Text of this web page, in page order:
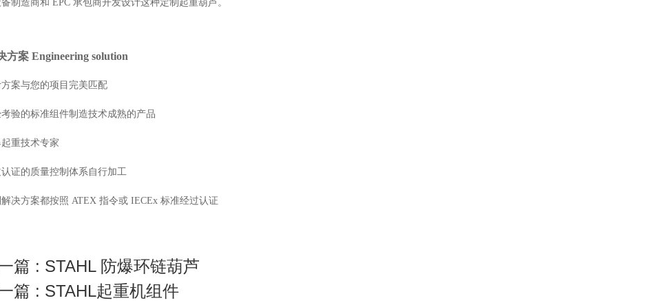
制造商和 EPC 承包商开发设计这种定制起重葫芦。
方案 Engineering solution
案与您的项目完美匹配
验的标准组件制造技术成熟的产品
起重技术专家
证的质量控制体系自行加工
决方案都按照 ATEX 指令或 IECEx 标准经过认证
一篇 : STAHL 防爆环链葫芦
篇 : STAHL起重机组件